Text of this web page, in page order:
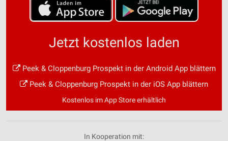
Jetzt kostenlos laden
Peek & Cloppenburg Prospekt in der Android App blättern
Peek & Cloppenburg Prospekt in der iOS App blättern
Kostenlos im App Store erhältlich
In Kooperation mit: